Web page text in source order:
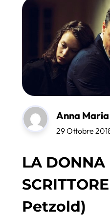
Anna
29 Ottobre
LA DONNA
Petzold)